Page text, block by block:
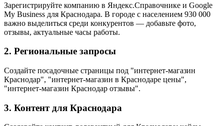
Зарегистрируйте компанию в Яндекс.Справочнике и Google
My Business для Краснодара. В городе с населением 930 000
важно выделиться среди конкурентов — добавьте фото,
отзывы, актуальные часы работы.
2. Региональные запросы
Создайте посадочные страницы под "интернет-магазин
Краснодар", "интернет-магазин в Краснодаре цены",
"интернет-магазин Краснодар отзывы".
3. Контент для Краснодара